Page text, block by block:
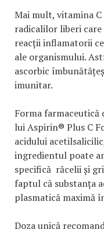
Mai mult, vitamina
radicalilor liberi care
reacții inflamatorii
ale organismului.
ascorbic
imunitar.
Forma
lui Aspirin® Plus C
acidului
ingredientul poate
specifică răcelii și
faptul că substanța
plasmatică maximă
Doza unică